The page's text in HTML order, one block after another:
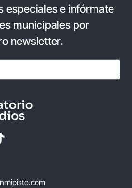
especiales e infórmate
municipales por
newsletter.